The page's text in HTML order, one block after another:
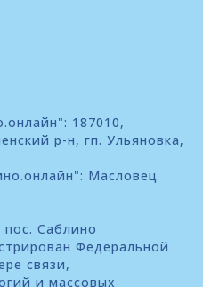
187010,
р-н, гп. Ульяновка,
Масловец
Саблино
Федеральной
связи,
и массовых